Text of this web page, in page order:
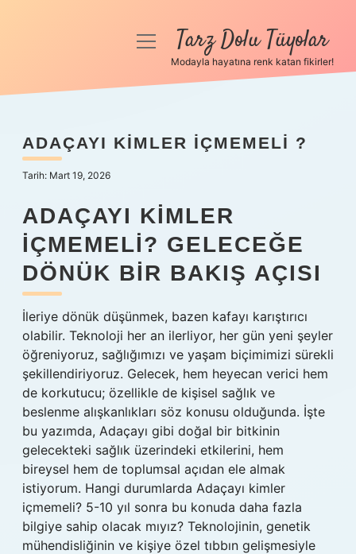
Anasayfa
Yasal Uyarı
menüyüTarz Dolu Tüyolar
Modayla hayatına renk katan fikirler!
ADAÇAYI KIMLER IÇMEMELI ?
Tarih: Mart 19, 2026
ADAÇAYI KIMLER
İÇMEMELI? GELECEĞE
DÖNÜK BIR BAKIŞ AÇISI
İleriye dönük düşünmek, bazen kafayı karıştırıcı
olabilir. Teknoloji her an ilerliyor, her gün yeni şeyler
öğreniyoruz, sağlığımızı ve yaşam biçimimizi sürekli
şekillendiriyoruz. Gelecek, hem heyecan verici hem
de korkutucu; özellikle de kişisel sağlık ve
beslenme alışkanlıkları söz konusu olduğunda. İşte
bu yazımda, Adaçayı gibi doğal bir bitkinin
gelecekteki sağlık üzerindeki etkilerini, hem
bireysel hem de toplumsal açıdan ele almak
istiyorum. Hangi durumlarda Adaçayı kimler
içmemeli? 5-10 yıl sonra bu konuda daha fazla
bilgiye sahip olacak mıyız? Teknolojinin, genetik
mühendisliğinin ve kişiye özel tıbbın gelişmesiyle